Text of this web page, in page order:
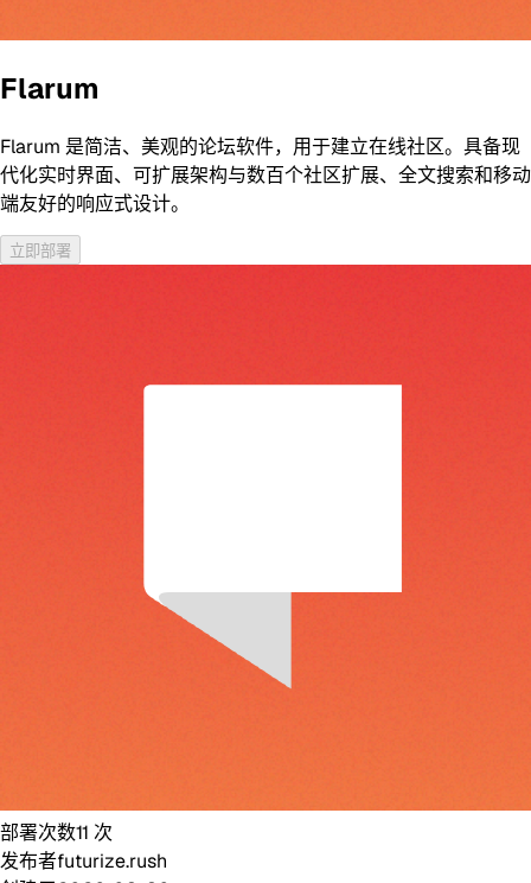
Flarum
Flarum 是简洁、美观的论坛软件，用于建立在线社区。具备现
代化实时界面、可扩展架构与数百个社区扩展、全文搜索和移动
端友好的响应式设计。
立即部署
部署次数11 次
发布者futurize.rush